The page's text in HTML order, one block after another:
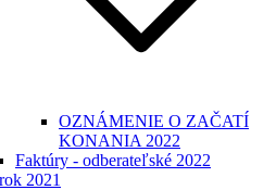
OZNÁMENIE O ZAČATÍ
KONANIA 2022
Faktúry - odberateľské 2022
2021